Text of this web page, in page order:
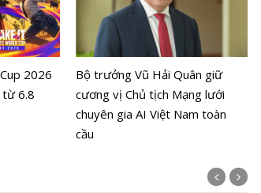
2026
từ 6.8
Bộ trưởng Vũ Hải Quân giữ
cương vị Chủ tịch Mạng lưới
chuyên gia AI Việt Nam toàn
cầu